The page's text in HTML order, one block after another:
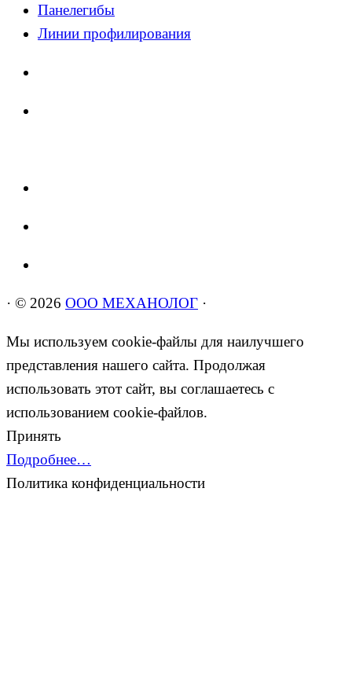
Панелегибы
Линии профилирования
· © 2026 ООО МЕХАНОЛОГ ·
Мы используем cookie-файлы для наилучшего
представления нашего сайта. Продолжая
использовать этот сайт, вы соглашаетесь с
использованием cookie-файлов.
Принять
Подробнее…
Политика конфиденциальности